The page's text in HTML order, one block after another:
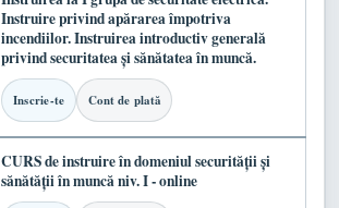
Instruire privind apărarea împotriva
incendiilor. Instruirea introductiv generală
privind securitatea și sănătatea în muncă.
Inscrie-te Cont de plată
CURS de instruire în domeniul securității și
sănătății în muncă niv. I - online